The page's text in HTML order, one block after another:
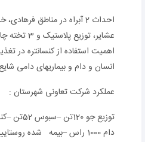
اهمیت استفاده از کنسانتره در
انسان و دام و بیماریهای دامی
عملکرد شرکت تعاونی شهرستان :
دام 1000 راس –بیمه شده روستاییان و عشایر 20نفر تمدید و برگزاری مجامع و جلسات تعاونیها 1 جلسه